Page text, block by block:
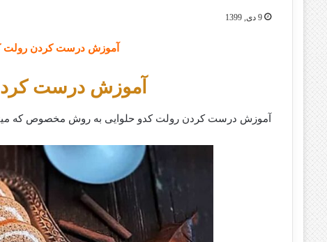
9 دی, 1399
آموزش درست کردن رولت
آموزش درست
آموزش درست کردن رولت کدو حلوایی به روش مخصوص که